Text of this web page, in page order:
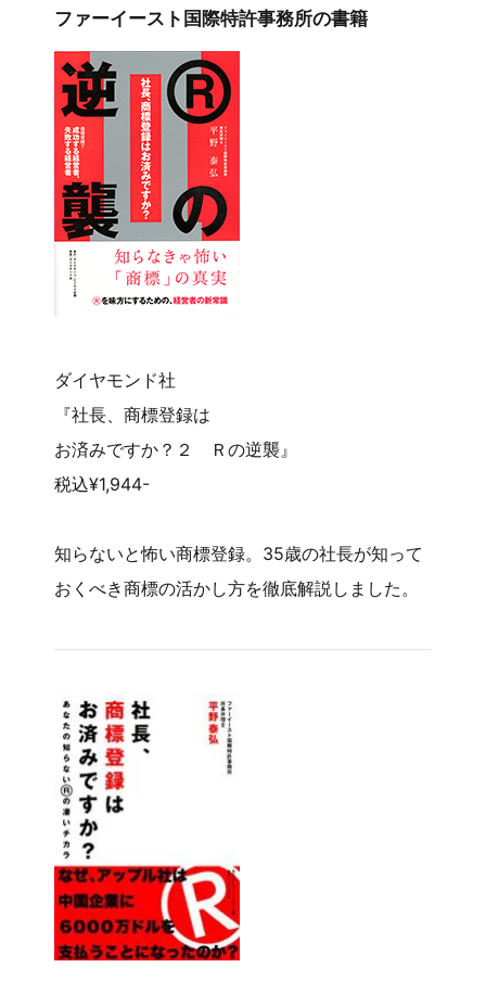
ファーイースト国際特許事務所の書籍
ダイヤモンド社
『社長、商標登録は
お済みですか？２ Ｒの逆襲』
税込¥1,944-
知らないと怖い商標登録。35歳の社長が知って
おくべき商標の活かし方を徹底解説しました。